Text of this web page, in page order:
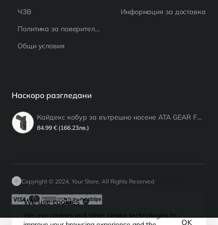
We use cookies 🍪
We use cookies and other similar technologies to
OK
ЧЗВ
Политика за поверителност
Общи условия
Информация за доставка
Наскоро разгледани
Кайдекс кобур за вътрешно носене ATA GEAR Fantom ver.3 за GLOCK 17; 22 ; 47 Black и фенер Olight PL Mini 2;3/ Baldr RL / S Направен за фенер Olight BALDR mini RL / S / BL ; Pl mini 2 /3 ; Dulotec G1 и G2 / Streemlight TRL 6
84.99 € (166.23лв.)
Copyright © 2024, Your Store, All Rights Reserved